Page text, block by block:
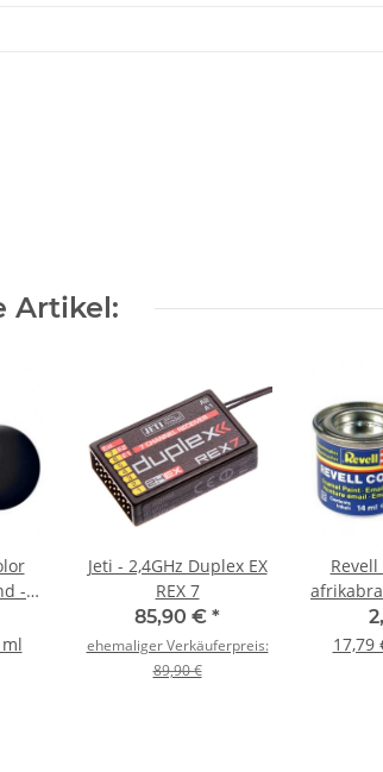
Artikel:
-
Jeti - 2,4GHz Duplex EX
REX 7
85,90 € *
ehemaliger Verkäuferpreis:
89,90 €
17,79